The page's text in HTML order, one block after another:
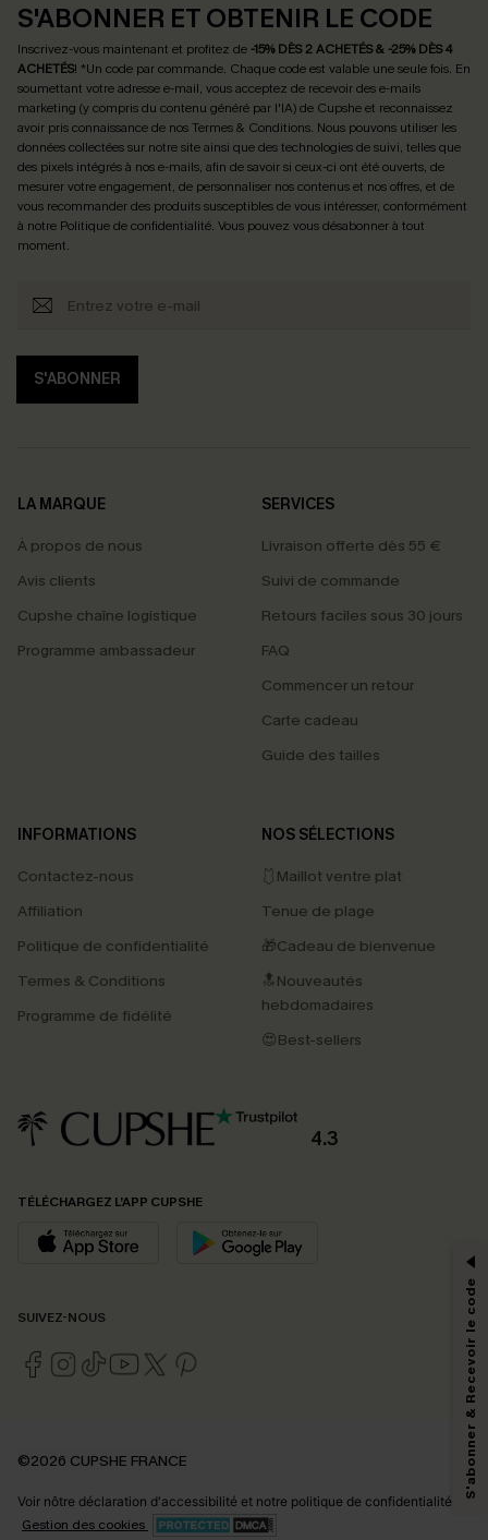
S'ABONNER ET OBTENIR LE CODE
Inscrivez-vous maintenant et profitez de -15% DÈS 2 ACHETÉS & -25% DÈS 4
ACHETÉS! *Un code par commande. Chaque code est valable une seule fois. En
soumettant votre adresse e-mail, vous acceptez de recevoir des e-mails
marketing (y compris du contenu généré par l'IA) de Cupshe et reconnaissez
avoir pris connaissance de nosTermes & Conditions. Nous pouvons utiliser les
données collectées sur notre site ainsi que des technologies de suivi, telles que
des pixels intégrés à nos e-mails, afin de savoir si ceux-ci ont été ouverts, de
mesurer votre engagement, de personnaliser nos contenus et nos offres, et de
vous recommander des produits susceptibles de vous intéresser, conformément
à notre Politique de confidentialité. Vous pouvez vous désabonner à tout
moment.
S'ABONNER
LA MARQUE
À propos de nous
Avis clients
Cupshe chaîne logistique
Programme ambassadeur
SERVICES
Livraison offerte dès 55 €
Suivi de commande
Retours faciles sous 30 jours
FAQ
Commencer un retour
Carte cadeau
Guide des tailles
INFORMATIONS
Contactez-nous
Affiliation
Politique de confidentialité
Termes & Conditions
Programme de fidélité
NOS SÉLECTIONS
🩱Maillot ventre plat
Tenue de plage
🎁Cadeau de bienvenue
🔝Nouveautés
hebdomadaires
😍Best-sellers
4.3
TÉLÉCHARGEZ L’APP CUPSHE
SUIVEZ-NOUS
©2026 CUPSHE FRANCE
Voir nôtre déclaration d'accessibilité et notre politique de confidentialité.
Gestion des cookies
PROFITEZ DE -15%
-15% dès 2 Achetés par E-mail
En soumettant votre adresse e-mail, vous acceptez de recevoir des e-mails
marketing (y compris du contenu généré par l'IA) de Cupshe et
personnaliser nos contenus et nos offres, et de vous recommander des
Politique de
confidentialité. Vous pouvez vous désabonner à tout moment.
S'abonner & Recevoir le code